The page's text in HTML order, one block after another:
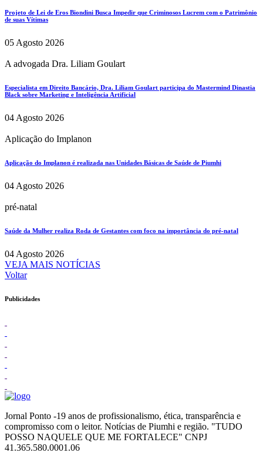
Projeto de Lei de Eros Biondini Busca Impedir que Criminosos Lucrem com o Patrimônio
de suas Vítimas
05 Agosto 2026
A advogada Dra. Liliam Goulart
Especialista em Direito Bancário, Dra. Liliam Goulart participa do Mastermind Dinastia
Black sobre Marketing e Inteligência Artificial
04 Agosto 2026
Aplicação do Implanon
Aplicação do Implanon é realizada nas Unidades Básicas de Saúde de Piumhi
04 Agosto 2026
pré-natal
Saúde da Mulher realiza Roda de Gestantes com foco na importância do pré-natal
04 Agosto 2026
VEJA MAIS NOTÍCIAS
Voltar
Publicidades
Jornal Ponto -19 anos de profissionalismo, ética, transparência e
compromisso com o leitor. Notícias de Piumhi e região. "TUDO
POSSO NAQUELE QUE ME FORTALECE" CNPJ
41.365.580.0001.06